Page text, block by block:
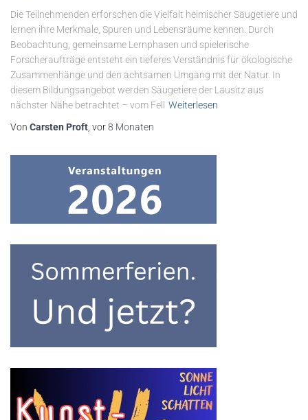
Die Teilnehmenden erforschen die Vielfalt heimischer Säugetiere und
lernen ihre Merkmale, Spuren und Lebensräume kennen. Durch
Beobachtung, gemeinsame Lernphasen und spielerische
Forscheraufträge entsteht ein tieferes Verständnis für ökologische
Zusammenhänge und den achtsamen Umgang mit der Natur. In
diesem Bildungsangebot werden Säugetiere der Lausitz aus
nächster Nähe betrachtet – vom Fell
Weiterlesen
Von Carsten Proft , vor8 Monaten